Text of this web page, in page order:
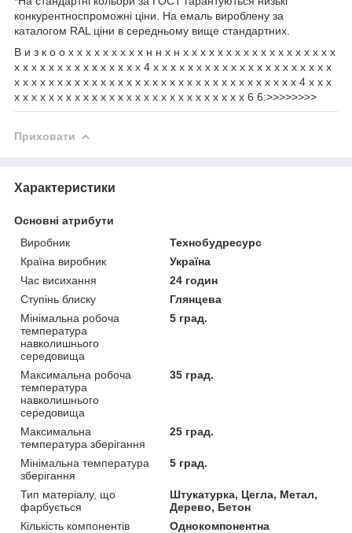
конкурентноспроможні ціни. На емаль вироблену за
каталогом RAL ціни в середньому вище стандартних.
В и з к о о х х х х х х х х х н н х н х х х х х х х х х х х х х х х х х х
х х х х х х х х х х х х х х х 4 х х х х х х х х х х х х х х х х х х х х х
х х х х х х х х х х х х х х х х х х х х х х х х х х х х х х х х х 4 х х х
х х х х х х х х х х х х х х х х х х х х х х х х х х х 6 6:>>>>>>>>
Приховати
Характеристики
Основні атрибути
Виробник
Технобудресурс
Країна виробник
Україна
Час висихання
24 годин
Ступінь блиску
Глянцева
Мінімальна робоча
температура
навколишнього
середовища
5 град.
Максимальна робоча
температура
навколишнього
середовища
35 град.
Максимальна
температура зберігання
25 град.
Мінімальна температура
зберігання
5 град.
Тип матеріалу, що
фарбується
Штукатурка, Цегла, Метал,
Дерево, Бетон
Кількість компонентів
Однокомпонентна